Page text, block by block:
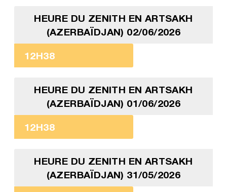
HEURE DU ZENITH EN ARTSAKH
(AZERBAÏDJAN) 02/06/2026
12H38
HEURE DU ZENITH EN ARTSAKH
(AZERBAÏDJAN) 01/06/2026
12H38
HEURE DU ZENITH EN ARTSAKH
(AZERBAÏDJAN) 31/05/2026